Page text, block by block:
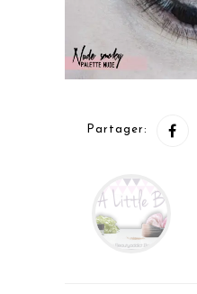
Partager: